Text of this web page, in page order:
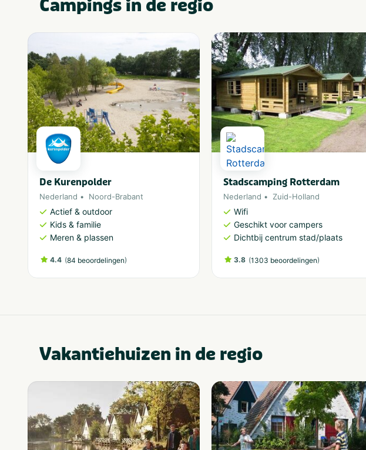
Campings in de regio
De Kurenpolder
Nederland Noord-Brabant
Actief & outdoor
Kids & familie
Meren & plassen
4.4 (84 beoordelingen)
Stadscamping Rotterdam
Nederland Zuid-Holland
Wifi
Geschikt voor campers
Dichtbij centrum stad/plaats
3.8 (1303 beoordelingen)
Vakantiehuizen in de regio